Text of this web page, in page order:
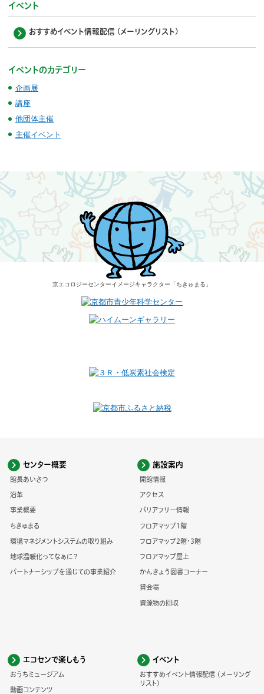
イベント
おすすめイベント情報配信 (メーリングリスト)
イベントのカテゴリー
企画展
講座
他団体主催
主催イベント
京エコロジーセンターイメージキャラクター 「ちきゅまる」
センター概要
館長あいさつ
沿革
事業概要
ちきゅまる
環境マネジメントシステムの取り組み
地球温暖化ってなぁに？
パートナーシップを通じての事業紹介
施設案内
開館情報
アクセス
バリアフリー情報
フロアマップ1階
フロアマップ2階・3階
フロアマップ屋上
かんきょう図書コーナー
貸会場
資源物の回収
エコセンで楽しもう
おうちミュージアム
動画コンテンツ
イベント
おすすめイベント情報配信 (メーリング
リスト)